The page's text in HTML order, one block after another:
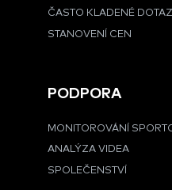
ČASTO KLADENÉ
STANOVENÍ CEN
PODPORA
MONITOROVÁNÍ
ANALÝZA VIDEA
SPOLEČENSTVÍ